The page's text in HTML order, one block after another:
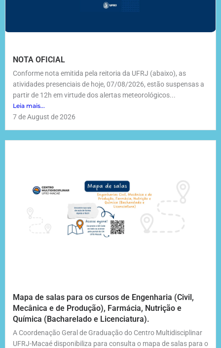
NOTA OFICIAL
Conforme nota emitida pela reitoria da UFRJ (abaixo), as
atividades presenciais de hoje, 07/08/2026, estão suspensas a
partir de 12h em virtude dos alertas meteorológicos...
Leia mais...
7 de August de 2026
Mapa de salas para os cursos de Engenharia (Civil,
Mecânica e de Produção), Farmácia, Nutrição e
Química (Bacharelado e Licenciatura).
A Coordenação Geral de Graduação do Centro Multidisciplinar
UFRJ-Macaé disponibiliza para consulta o mapa de salas para o